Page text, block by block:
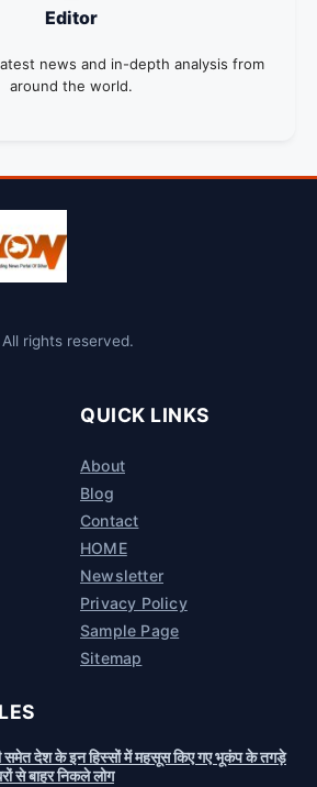
Editor
news and in-depth analysis from
around the world.
rights reserved.
QUICK LINKS
About
Blog
Contact
HOME
Newsletter
Privacy Policy
Sample Page
Sitemap
समेत देश के इन हिस्सों में महसूस किए गए भूकंप के तगड़े
से बाहर निकले लोग